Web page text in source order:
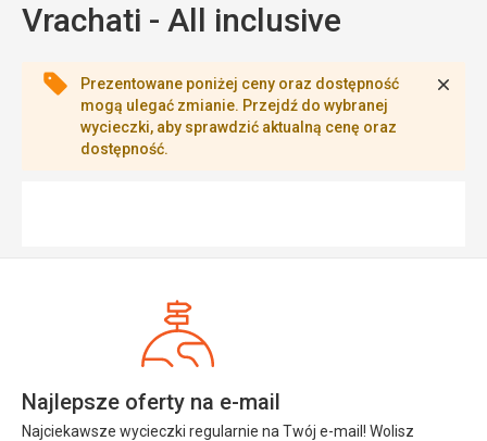
Vrachati - All inclusive
Prezentowane poniżej ceny oraz dostępność
mogą ulegać zmianie. Przejdź do wybranej
wycieczki, aby sprawdzić aktualną cenę oraz
dostępność.
Najlepsze oferty na e-mail
Najciekawsze wycieczki regularnie na Twój e-mail! Wolisz